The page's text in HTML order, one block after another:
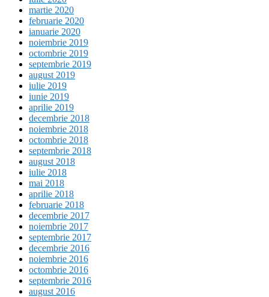
martie 2020
februarie 2020
ianuarie 2020
noiembrie 2019
octombrie 2019
septembrie 2019
august 2019
iulie 2019
iunie 2019
aprilie 2019
decembrie 2018
noiembrie 2018
octombrie 2018
septembrie 2018
august 2018
iulie 2018
mai 2018
aprilie 2018
februarie 2018
decembrie 2017
noiembrie 2017
septembrie 2017
decembrie 2016
noiembrie 2016
octombrie 2016
septembrie 2016
august 2016